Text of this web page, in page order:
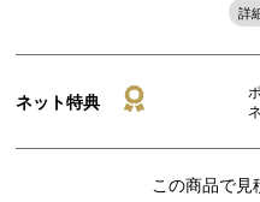
詳
ネット特典
この商品で見